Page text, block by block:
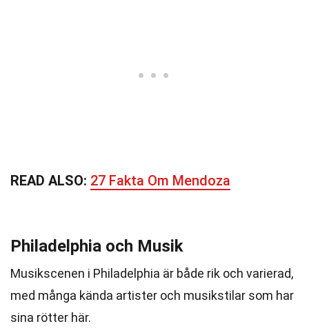
READ ALSO: 27 Fakta Om Mendoza
Philadelphia och Musik
Musikscenen i Philadelphia är både rik och varierad,
med många kända artister och musikstilar som har
sina rötter här.